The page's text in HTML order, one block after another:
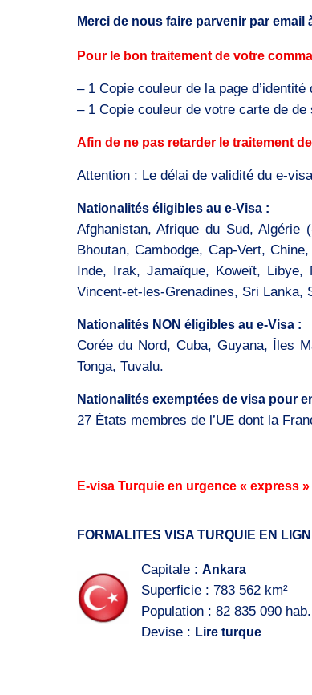
Merci de nous faire parvenir par
Pour le bon traitement de votre
– 1 Copie couleur de la page
– 1 Copie couleur de votre carte de
Afin de ne pas retarder le traitement
Attention : Le délai de validité du e-
Nationalités éligibles au e-Visa :
Afghanistan, Afrique du Sud, Algérie
Bhoutan, Cambodge, Cap-Vert,
Inde, Irak, Jamaïque, Koweït,
Vincent-et-les-Grenadines, Sri Lanka,
Nationalités NON éligibles au e-Visa :
Corée du Nord, Cuba, Guyana, Îles
Tonga, Tuvalu.
Nationalités exemptées de visa pour
27 États membres de l’UE dont la
E-visa Turquie en urgence « express »
FORMALITES VISA TURQUIE EN
Capitale : Ankara
Superficie : 783 562 km²
Population : 82 835 090 hab.
Devise : Lire turque